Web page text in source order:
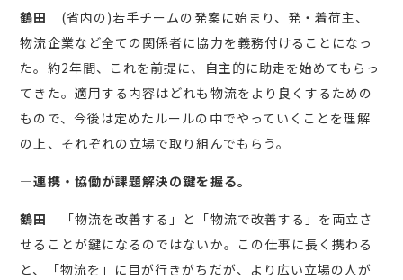
鶴田
(省内の)若手チームの発案に始まり、発・着荷主、
物流企業など全ての関係者に協力を義務付けることになっ
た。約2年間、これを前提に、自主的に助走を始めてもらっ
てきた。適用する内容はどれも物流をより良くするための
もので、今後は定めたルールの中でやっていくことを理解
の上、それぞれの立場で取り組んでもらう。
―連携・協働が課題解決の鍵を握る。
鶴田
「物流を改善する」と「物流で改善する」を両立さ
せることが鍵になるのではないか。この仕事に長く携わる
と、「物流を」に目が行きがちだが、より広い立場の人が